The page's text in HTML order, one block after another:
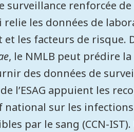
surveillance renforcée
relie les données de
les facteurs de risque.
, le NMLB peut prédire
des données de
l’ESAG appuient les
national sur les
par le sang (CCN-